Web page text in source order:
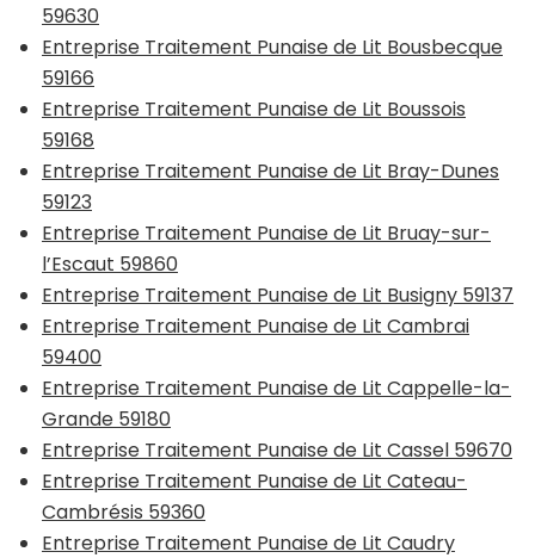
59630
Entreprise Traitement Punaise de Lit Bousbecque
59166
Entreprise Traitement Punaise de Lit Boussois
59168
Entreprise Traitement Punaise de Lit Bray-Dunes
59123
Entreprise Traitement Punaise de Lit Bruay-sur-
l’Escaut 59860
Entreprise Traitement Punaise de Lit Busigny 59137
Entreprise Traitement Punaise de Lit Cambrai
59400
Entreprise Traitement Punaise de Lit Cappelle-la-
Grande 59180
Entreprise Traitement Punaise de Lit Cassel 59670
Entreprise Traitement Punaise de Lit Cateau-
Cambrésis 59360
Entreprise Traitement Punaise de Lit Caudry